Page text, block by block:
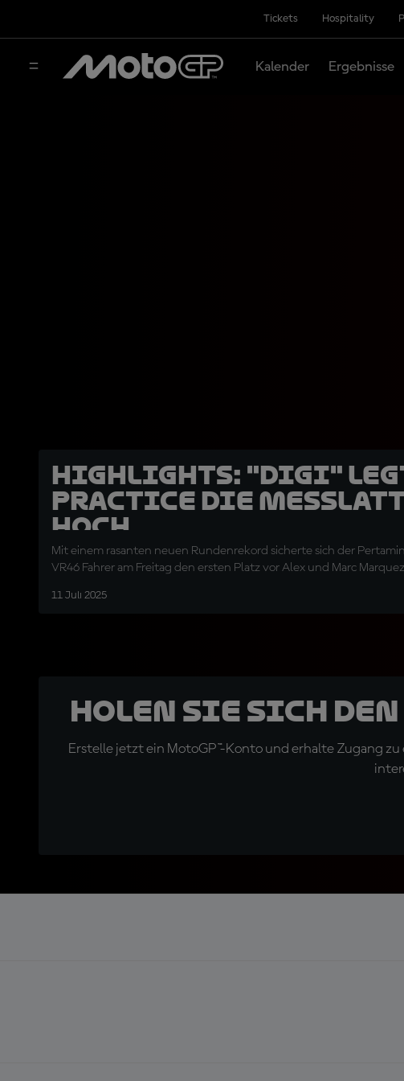
Tickets Hospitality
Kalender Ergebnisse
HIGHLIGHTS: "DiGi"
Practice die
hoch
Mit einem rasanten neuen Rundenrekord sicherte sich der
VR46 Fahrer am Freitag den ersten Platz vor Alex und Marc
11 Juli 2025
Holen Sie sich
Erstelle jetzt ein MotoGP™-Konto und erhalte Zugang